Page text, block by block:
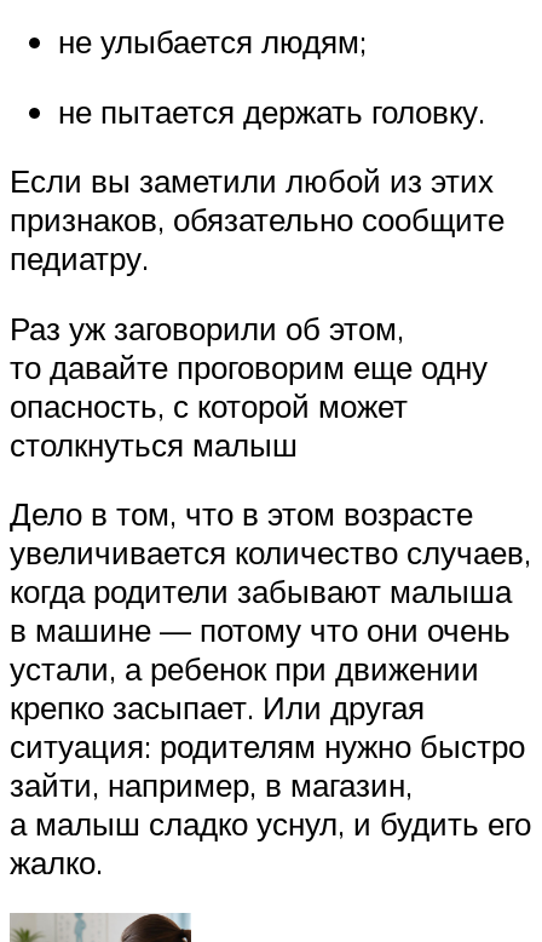
не улыбается людям;
не пытается держать головку.
Если вы заметили любой из этих
признаков, обязательно сообщите
педиатру.
Раз уж заговорили об этом,
то давайте проговорим еще одну
опасность, с которой может
столкнуться малыш
Дело в том, что в этом возрасте
увеличивается количество случаев,
когда родители забывают малыша
в машине — потому что они очень
устали, а ребенок при движении
крепко засыпает. Или другая
ситуация: родителям нужно быстро
зайти, например, в магазин,
а малыш сладко уснул, и будить его
жалко.